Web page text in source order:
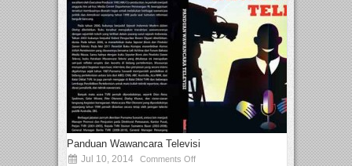
Panduan Wawancara Televisi
Jul 10, 2014 Comments Off